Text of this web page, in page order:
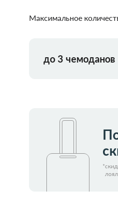
Максимальное
до 3 чемоданов
*